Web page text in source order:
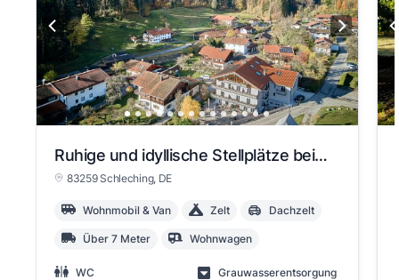
Ruhige und idyllische Stellplätze beim Heil- und Seminarzentrum "LebensQuell" im Chiemgau
83259 Schleching, DE
Wohnmobil & Van Zelt Dachzelt
Über 7 Meter Wohnwagen
WC Grauwasserentsorgung